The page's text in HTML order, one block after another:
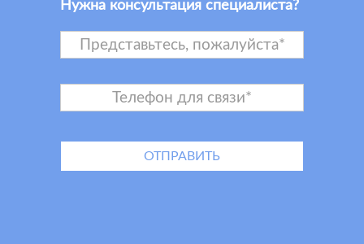
Нужна консультация специалиста?